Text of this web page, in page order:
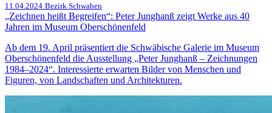
11.04.2024 Bezirk Schwaben
„Zeichnen heißt Begreifen“: Peter Junghanß zeigt Werke aus 40
Jahren im Museum Oberschönenfeld
Ab dem 19. April präsentiert die Schwäbische Galerie im Museum
Oberschönenfeld die Ausstellung „Peter Junghanß – Zeichnungen
1984–2024“. Interessierte erwarten Bilder von Menschen und
Figuren, von Landschaften und Architekturen.